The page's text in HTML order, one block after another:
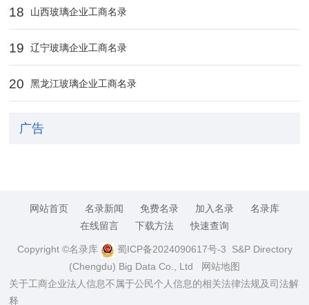
18 山西玻璃企业工商名录
19 辽宁玻璃企业工商名录
20 黑龙江玻璃企业工商名录
广告
网站首页 名录新闻 免费名录 加入名录
名录库
在线留言
下载方法 快速查询
Copyright ©名录库 蜀ICP备2024090617号-3 S&P Directory
(Chengdu) Big Data Co., Ltd
网站地图
关于工商企业法人信息不属于公民个人信息的相关法律法规及司法解
释